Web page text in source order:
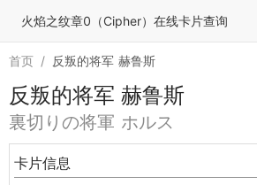
火焰之纹章0（Cipher）在线卡片查询
首页 / 反叛的将军 赫鲁斯
反叛的将军 赫鲁斯
裏切りの将軍 ホルス
卡片信息